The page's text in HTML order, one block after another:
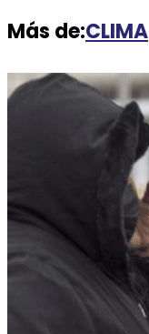
Más de:CLIMA